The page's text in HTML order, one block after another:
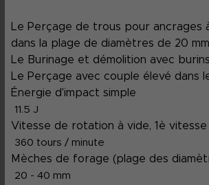
Le Perçage de trous pour ancrages
dans la plage de diamètres de 20
Le Burinage et démolition avec
Le Perçage avec couple élevé dans
Énergie d'impact simple
11.5 J
Vitesse de rotation à vide, 1è vitesse
360 tours / minute
Mèches de forage (plage des
20 - 40 mm